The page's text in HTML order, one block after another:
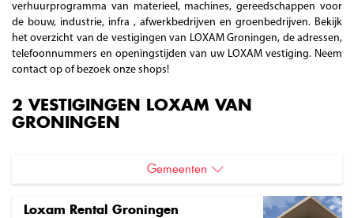
verhuurprogramma van materieel, machines, gereedschappen voor
de bouw, industrie, infra , afwerkbedrijven en groenbedrijven. Bekijk
het overzicht van de vestigingen van LOXAM Groningen, de adressen,
telefoonnummers en openingstijden van uw LOXAM vestiging. Neem
contact op of bezoek onze shops!
2 VESTIGINGEN LOXAM VAN
GRONINGEN
Gemeenten
Loxam Rental Groningen